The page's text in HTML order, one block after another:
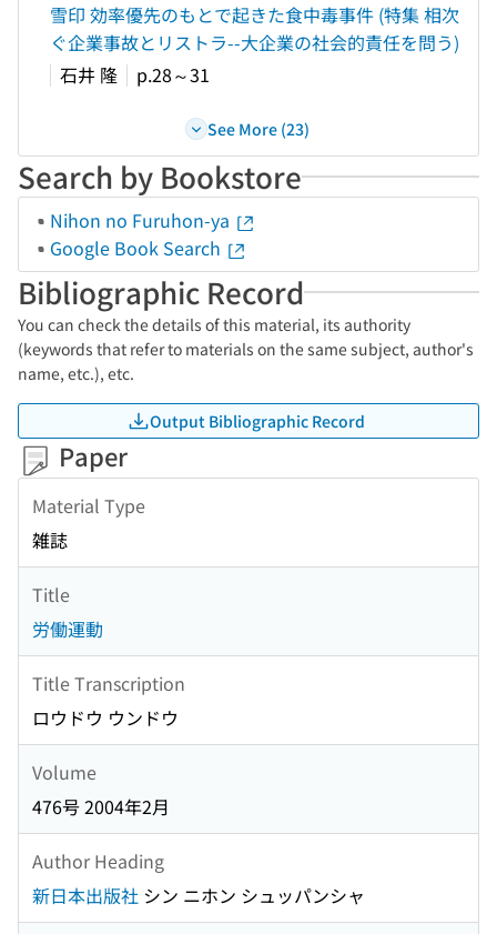
雪印 効率優先のもとで起きた食中毒事件 (特集 相次
ぐ企業事故とリストラ--大企業の社会的責任を問う)
石井 隆
p.28～31
See More (23)
Search by Bookstore
Nihon no Furuhon-ya
Google Book Search
Bibliographic Record
You can check the details of this material, its authority
(keywords that refer to materials on the same subject, author's
name, etc.), etc.
Output Bibliographic Record
Paper
Material Type
雑誌
Title
労働運動
Title Transcription
ロウドウ ウンドウ
Volume
476号 2004年2月
Author Heading
新日本出版社 シン ニホン シュッパンシャ